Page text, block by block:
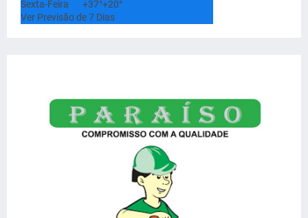
Sexta-Feira
+37°+20°
Ver Previsão de 7 Dias